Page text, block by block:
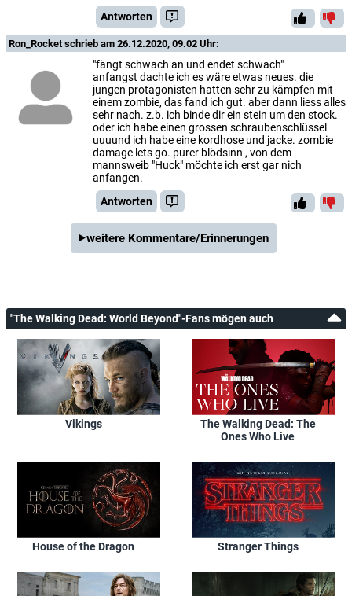
Antworten
Ron_Rocket schrieb am 26.12.2020, 09.02 Uhr:
"fängt schwach an und endet schwach"
anfangst dachte ich es wäre etwas neues. die
jungen protagonisten hatten sehr zu kämpfen mit
einem zombie, das fand ich gut. aber dann liess alles
sehr nach. z.b. ich binde dir ein stein um den stock.
oder ich habe einen grossen schraubenschlüssel
uuuund ich habe eine kordhose und jacke. zombie
damage lets go. purer blödsinn , von dem
mannsweib "Huck" möchte ich erst gar nich
anfangen.
Antworten
weitere Kommentare/Erinnerungen
"The Walking Dead: World Beyond"-Fans mögen auch
Vikings
The Walking Dead: The
Ones Who Live
House of the Dragon Stranger Things